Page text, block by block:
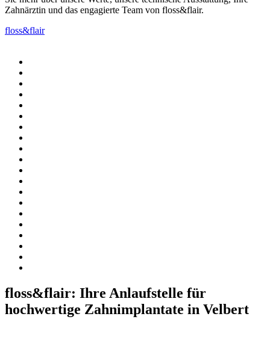
Zahnärztin und das engagierte Team von floss&flair.
floss&flair
floss&flair: Ihre Anlaufstelle für
hochwertige Zahnimplantate in Velbert